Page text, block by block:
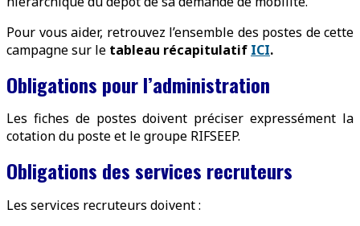
Pour vous aider, retrouvez l’ensemble des postes de cette
campagne sur le tableau récapitulatif ICI.
Obligations pour l’administration
Les fiches de postes doivent préciser expressément la
cotation du poste et le groupe RIFSEEP.
Obligations des services recruteurs
Les services recruteurs doivent :